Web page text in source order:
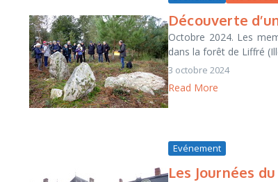
Découverte
Octobre 2024. Les
dans la forêt de Liffré
3 octobre 2024
Read More
Evénement
Les Journées